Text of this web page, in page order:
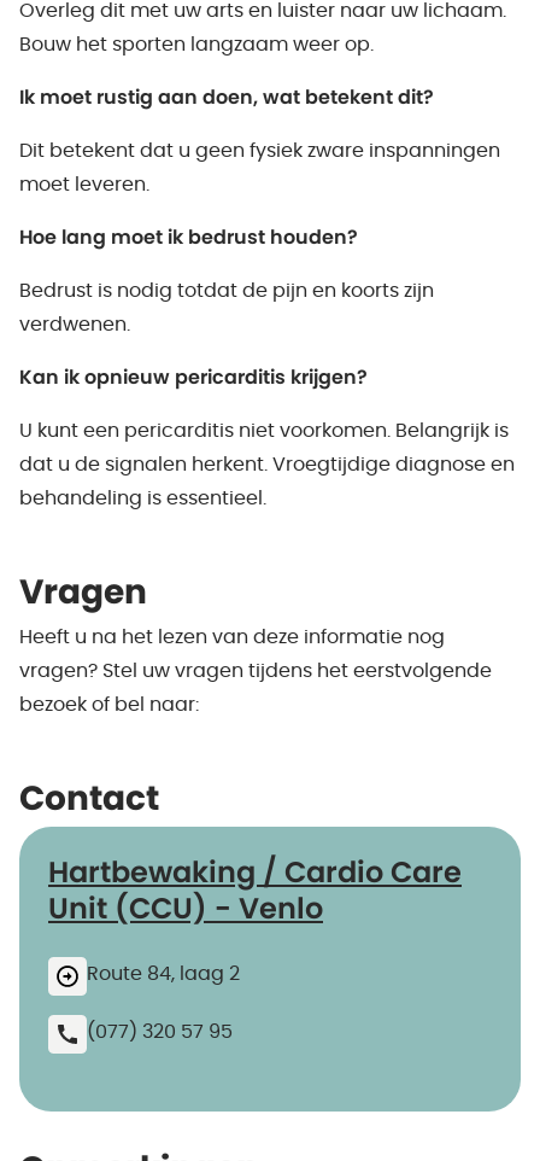
Overleg dit met uw arts en luister naar uw lichaam.
Bouw het sporten langzaam weer op.
Ik moet rustig aan doen, wat betekent dit?
Dit betekent dat u geen fysiek zware inspanningen
moet leveren.
Hoe lang moet ik bedrust houden?
Bedrust is nodig totdat de pijn en koorts zijn
verdwenen.
Kan ik opnieuw pericarditis krijgen?
U kunt een pericarditis niet voorkomen. Belangrijk is
dat u de signalen herkent. Vroegtijdige diagnose en
behandeling is essentieel.
Vragen
Heeft u na het lezen van deze informatie nog
vragen? Stel uw vragen tijdens het eerstvolgende
bezoek of bel naar:
Contact
Hartbewaking / Cardio Care
Unit (CCU) - Venlo
Route 84, laag 2
(077) 320 57 95